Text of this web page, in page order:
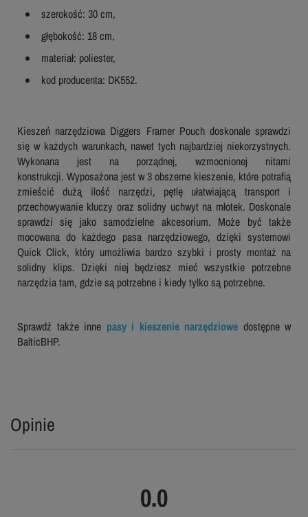
szerokość: 30 cm,
głębokość: 18 cm,
materiał: poliester,
kod producenta: DK552.
Kieszeń narzędziowa Diggers Framer Pouch doskonale sprawdzi
się w każdych warunkach, nawet tych najbardziej niekorzystnych.
Wykonana jest na porządnej, wzmocnionej nitami
konstrukcji. Wyposażona jest w 3 obszerne kieszenie, które potrafią
zmieścić dużą ilość narzędzi, pętlę ułatwiającą transport i
przechowywanie kluczy oraz solidny uchwyt na młotek. Doskonale
sprawdzi się jako samodzielne akcesorium. Może być także
mocowana do każdego pasa narzędziowego, dzięki systemowi
Quick Click, który umożliwia bardzo szybki i prosty montaż na
solidny klips. Dzięki niej będziesz mieć wszystkie potrzebne
narzędzia tam, gdzie są potrzebne i kiedy tylko są potrzebne.
Sprawdź także inne pasy i kieszenie narzędziowe dostępne w
BalticBHP.
Opinie
0.0